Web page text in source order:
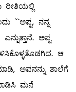
``ಅಪ್ಪ, ನನ್ನ
ಅಪ್ಪ
ಆ
ಅವನನ್ನು ಶಾಲೆಗೆ
ಮನೆ